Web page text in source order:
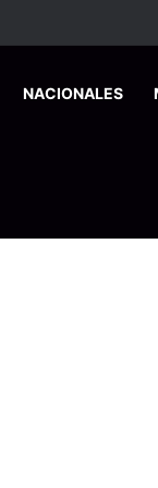
ingresan a hospital
NACIONALES